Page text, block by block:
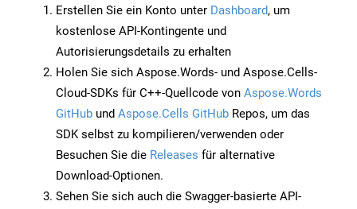
Erstellen Sie ein Konto unter Dashboard, um
kostenlose API-Kontingente und
Autorisierungsdetails zu erhalten
Holen Sie sich Aspose.Words- und Aspose.Cells-
Cloud-SDKs für C++-Quellcode von Aspose.Words
GitHub und Aspose.Cells GitHub Repos, um das
SDK selbst zu kompilieren/verwenden oder
Besuchen Sie die Releases für alternative
Download-Optionen.
Sehen Sie sich auch die Swagger-basierte API-